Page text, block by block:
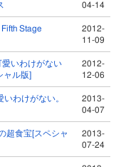
04-14
Stage
2012-
11-09
いわけがない
ャル版]
2012-
12-06
わけがない。
2013-
04-07
超食宝[スペシャ
2013-
07-24